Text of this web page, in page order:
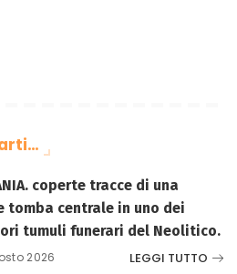
coperte tracce di una
tomba centrale in uno dei
tumuli funerari del Neolitico.
2026 LEGGI TUTTO